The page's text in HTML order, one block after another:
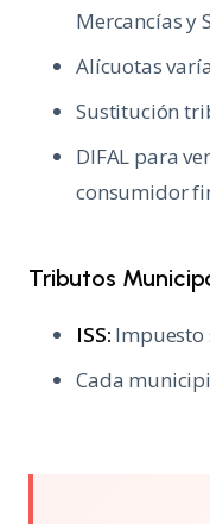
Mercancías y
Alícuotas
Sustitución
DIFAL para
consumidor
Tributos
ISS: Impuesto
Cada